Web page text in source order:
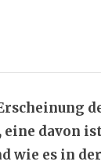
davon
wie es in